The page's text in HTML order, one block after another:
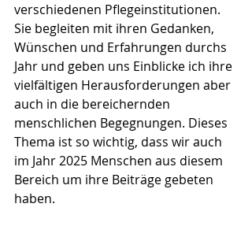
verschiedenen Pflegeinstitutionen.
Sie begleiten mit ihren Gedanken,
Wünschen und Erfahrungen durchs
Jahr und geben uns Einblicke ich ihre
vielfältigen Herausforderungen aber
auch in die bereichernden
menschlichen Begegnungen. Dieses
Thema ist so wichtig, dass wir auch
im Jahr 2025 Menschen aus diesem
Bereich um ihre Beiträge gebeten
haben.